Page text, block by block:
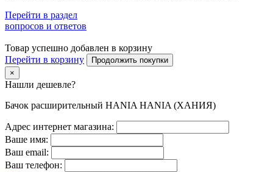
Перейти в раздел
вопросов и ответов
Товар успешно добавлен в корзину
Перейти в корзину
Продолжить покупки
×
Нашли дешевле?
Бачок расширительный HANIA HANIA (ХАНИЯ)
Адрес интернет магазина:
Ваше имя:
Ваш email:
Ваш телефон: